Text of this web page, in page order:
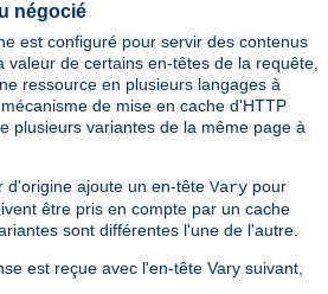
négocié
est configuré pour servir des contenus
valeur de certains en-têtes de la requête,
ressource en plusieurs langages à
de mise en cache d'HTTP
plusieurs variantes de la même page à
d'origine ajoute un en-tête Vary pour
être pris en compte par un cache
sont différentes l'une de l'autre.
est reçue avec l'en-tête Vary suivant,